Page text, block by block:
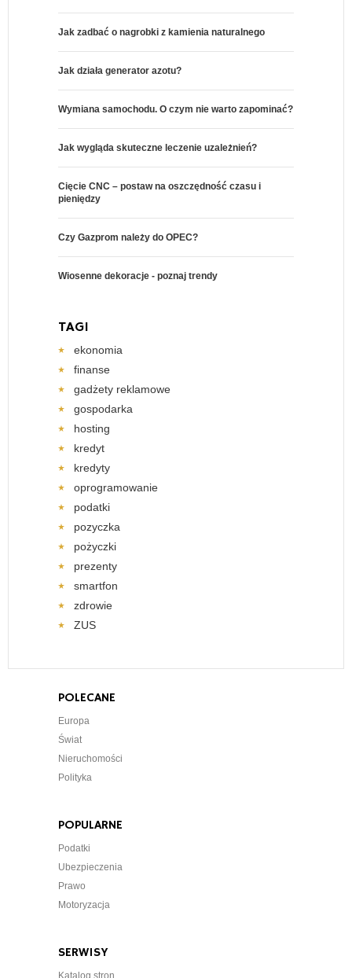
Jak zadbać o nagrobki z kamienia naturalnego
Jak działa generator azotu?
Wymiana samochodu. O czym nie warto zapominać?
Jak wygląda skuteczne leczenie uzależnień?
Cięcie CNC – postaw na oszczędność czasu i
pieniędzy
Czy Gazprom należy do OPEC?
Wiosenne dekoracje - poznaj trendy
TAGI
ekonomia
finanse
gadżety reklamowe
gospodarka
hosting
kredyt
kredyty
oprogramowanie
podatki
pozyczka
pożyczki
prezenty
smartfon
zdrowie
ZUS
POLECANE
Europa
Świat
Nieruchomości
Polityka
POPULARNE
Podatki
Ubezpieczenia
Prawo
Motoryzacja
SERWISY
Katalog stron